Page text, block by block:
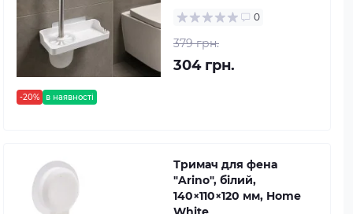
-20% в наявності
0
379 грн.
304 грн.
Тримач для фена
"Arino", білий,
140×110×120 мм, Home